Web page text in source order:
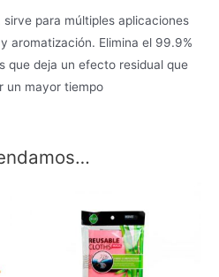
para múltiples aplicaciones
aromatización. Elimina el 99.9%
que deja un efecto residual que
un mayor tiempo